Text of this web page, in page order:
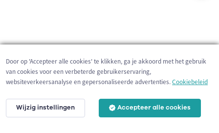
200 m
Door op 'Accepteer alle cookies' te klikken, ga je akkoord met het gebruik
van cookies voor een verbeterde gebruikerservaring,
websiteverkeersanalyse en gepersonaliseerde advertenties.Cookiebeleid
Wijzig instellingen Accepteer alle cookies